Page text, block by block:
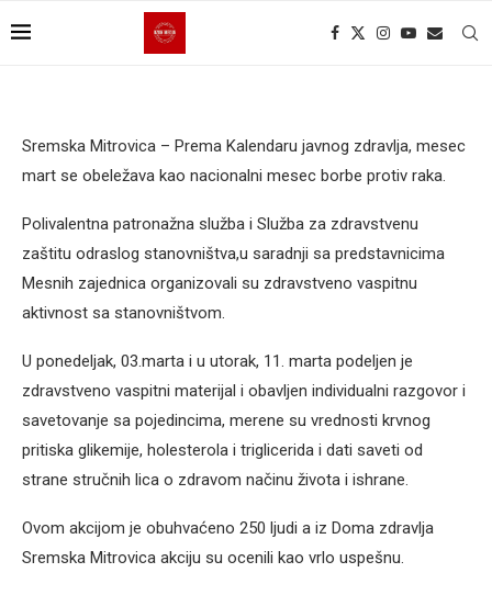
Sremska Mitrovica – Prema Kalendaru javnog zdravlja, mesec
mart se obeležava kao nacionalni mesec borbe protiv raka.
Polivalentna patronažna služba i Služba za zdravstvenu
zaštitu odraslog stanovništva,u saradnji sa predstavnicima
Mesnih zajednica organizovali su zdravstveno vaspitnu
aktivnost sa stanovništvom.
U ponedeljak, 03.marta i u utorak, 11. marta podeljen je
zdravstveno vaspitni materijal i obavljen individualni razgovor i
savetovanje sa pojedincima, merene su vrednosti krvnog
pritiska glikemije, holesterola i triglicerida i dati saveti od
strane stručnih lica o zdravom načinu života i ishrane.
Ovom akcijom je obuhvaćeno 250 ljudi a iz Doma zdravlja
Sremska Mitrovica akciju su ocenili kao vrlo uspešnu.